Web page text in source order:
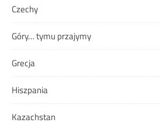
Czechy
Góry… tymu przajymy
Grecja
Hiszpania
Kazachstan